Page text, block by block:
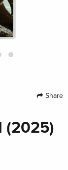
Share
(2025)